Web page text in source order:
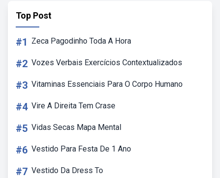
Top Post
#1 Zeca Pagodinho Toda A Hora
#2 Vozes Verbais Exercícios Contextualizados
#3 Vitaminas Essenciais Para O Corpo Humano
#4 Vire A Direita Tem Crase
#5 Vidas Secas Mapa Mental
#6 Vestido Para Festa De 1 Ano
#7 Vestido Da Dress To